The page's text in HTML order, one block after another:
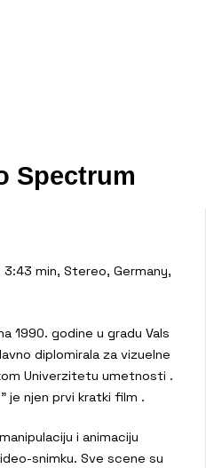
Spectrum
3:43 min, Stereo, Germany,
1990. godine u gradu Vals
diplomirala za vizuelne
Univerzitetu umetnosti .
je njen prvi kratki film .
i animaciju
snimku. Sve scene su